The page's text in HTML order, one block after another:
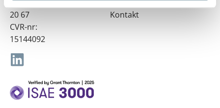
(+45) 49 20
20 67
CVR-nr:
15144092
Kontakt